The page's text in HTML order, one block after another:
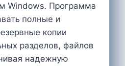
Windows. Программа
полные и
копии
разделов, файлов
надежную